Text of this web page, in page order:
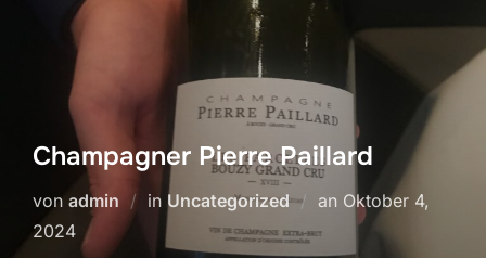
Champagner Pierre Paillard
von admin in Uncategorized an Veröffentlicht
am
Oktober 4,
2024